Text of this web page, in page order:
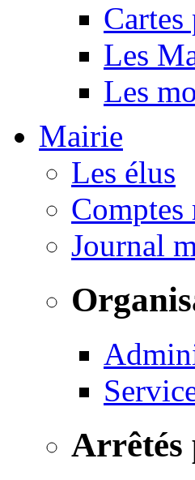
Cartes
Les
Les
Mairie
Les élus
Journal
Arrêtés